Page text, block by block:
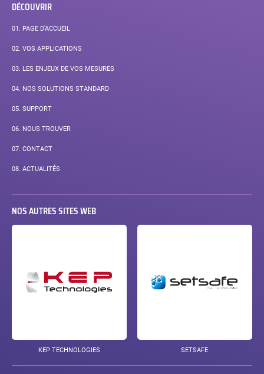
DÉCOUVRIR
01. PAGE D’ACCUEIL
02. VOS APPLICATIONS
03. LES ENJEUX DE VOS MESURES
04. NOS SOLUTIONS STANDARD
05. SUPPORT
06. NOUS TROUVER
07. CONTACT
08. ACTUALITÉS
NOS AUTRES SITES WEB
KEP TECHNOLOGIES SETSAFE